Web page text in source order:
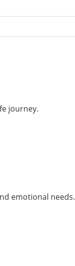
journey.
emotional needs.